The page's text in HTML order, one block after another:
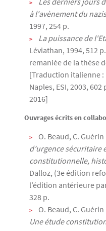
à l'avènement du
1997, 254 p.
La puissance de
Léviathan, 1994, 512
remaniée de la thèse
[Traduction italienne :
Naples, ESI, 2003,
2016]
Ouvrages écrits en
O. Beaud, C.
d’urgence sécuritaire
constitutionnelle,
Dalloz, (3e édition
l’édition antérieure
328 p.
O. Beaud, C.
Une étude